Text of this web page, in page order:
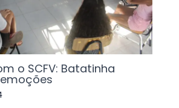
o SCFV: Batatinha